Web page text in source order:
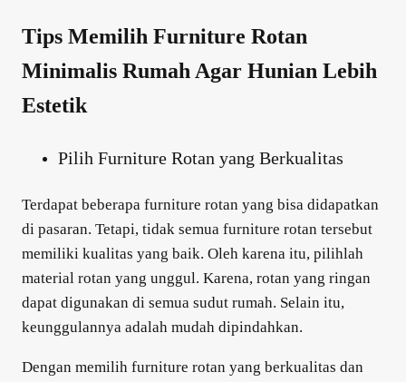
Tips Memilih Furniture Rotan
Minimalis Rumah Agar Hunian Lebih
Estetik
Pilih Furniture Rotan yang Berkualitas
Terdapat beberapa furniture rotan yang bisa didapatkan
di pasaran. Tetapi, tidak semua furniture rotan tersebut
memiliki kualitas yang baik. Oleh karena itu, pilihlah
material rotan yang unggul. Karena, rotan yang ringan
dapat digunakan di semua sudut rumah. Selain itu,
keunggulannya adalah mudah dipindahkan.
Dengan memilih furniture rotan yang berkualitas dan